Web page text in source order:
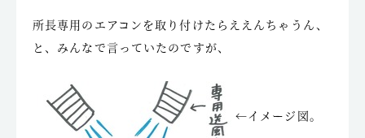
所長専用のエアコンを取り付けたらええんちゃうん、
と、みんなで言っていたのですが、
←イメージ図。